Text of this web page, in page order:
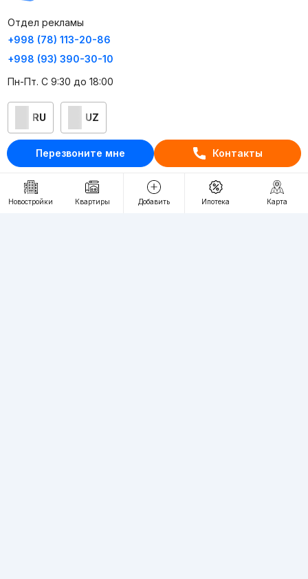
Перезвоните мне Контакты
Новостройки Квартиры Добавить Ипотека Карта
Отдел рекламы
+998 (78) 113-20-86
+998 (93) 390-30-10
Пн-Пт. С 9:30 до 18:00
RU UZ
Контакты
О проекте
Проект компании Webnow ©